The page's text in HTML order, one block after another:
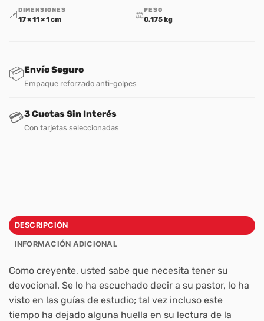
📐 DIMENSIONES
17 × 11 × 1 cm ⚖️PESO
0.175 kg
📦Envío Seguro
Empaque reforzado anti-golpes
💳3 Cuotas Sin Interés
Con tarjetas seleccionadas
DESCRIPCIÓN
INFORMACIÓN ADICIONAL
Como creyente, usted sabe que necesita tener su
devocional. Se lo ha escuchado decir a su pastor, lo ha
visto en las guías de estudio; tal vez incluso este
tiempo ha dejado alguna huella en su lectura de la